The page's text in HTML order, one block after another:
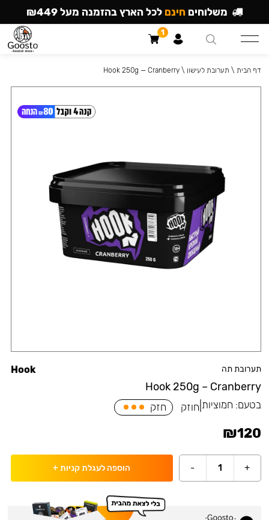
תערובת תה
Hook 250g – Cranberry
Hook
בטעם: חמוציות חוזק חזק
₪120
+
1
- הוספה לעגלת קניות +
דף הבית \ תערובת לעישון \
Hook 250g — Cranberry
משלוחים חינם לכל הארץ בהזמנה מעל ₪449
1